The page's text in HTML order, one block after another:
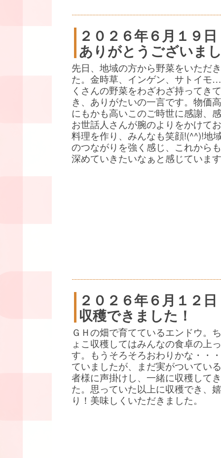
２０２６年６月１９日
ありがとうございま
先日、地域の方から野菜をいただ
た。金時草、インゲン、サトイモ
くさんの野菜をわざわざ持ってき
き、ありがたいの一言です。物価
にもかも高いこのご時世に感謝、
お世話人さんが腕のよりをかけて
料理を作り、みんなも笑顔!(^^)!地
のつながりを強く感じ、これから
深めていきたいなぁと感じていま
２０２６年６月１２日
収穫できました！
ＧＨの畑で育てているエンドウ。
ょこ収穫してはみんなの食卓の上
す。もうそろそろおわりかな・・
ていましたが、まだ実がついてい
者様に声掛けし、一緒に収穫して
た。思っていた以上に収穫でき、
り！美味しくいただきました。